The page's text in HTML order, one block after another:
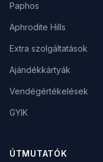
Paphos
Aphrodite Hills
Extra szolgáltatások
Ajándékkártyák
Vendégértékelések
GYIK
ÚTMUTATÓK